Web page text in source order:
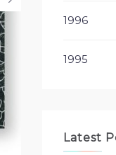
1996
1995
Latest